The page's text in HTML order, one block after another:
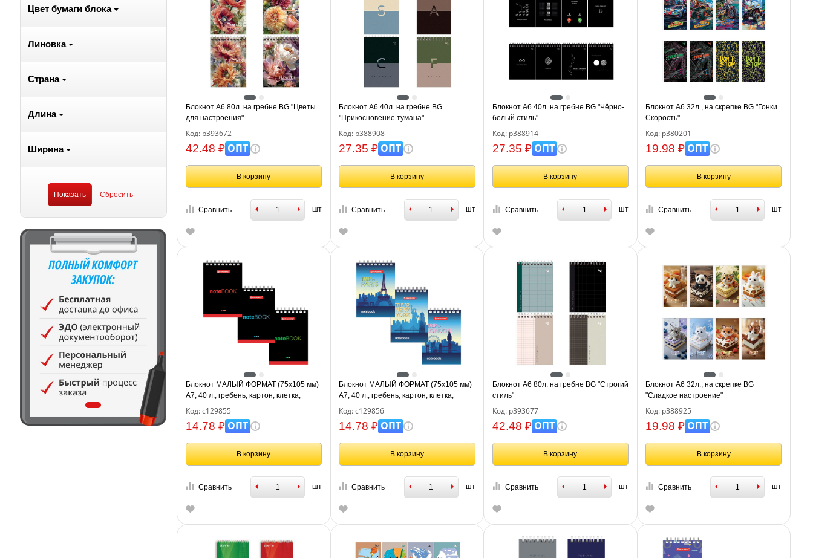
Цвет бумаги блока
Линовка
Страна
Длина
Ширина
Блокнот А6 80л. на гребне BG "Цветы
для настроения"
Код: р393672
42.48 ₽ОПТ
В корзину
Сравнить шт
Блокнот А6 40л. на гребне BG
"Прикосновение тумана"
Код: р388908
27.35 ₽ОПТ
В корзину
Сравнить шт
Блокнот А6 40л. на гребне BG "Чёрно-
белый стиль"
Код: р388914
27.35 ₽ОПТ
В корзину
Сравнить шт
Блокнот А6 32л., на скрепке BG "Гонки.
Скорость"
Код: р380201
19.98 ₽ОПТ
В корзину
Сравнить шт
Блокнот МАЛЫЙ ФОРМАТ (75х105 мм)
А7, 40 л., гребень, картон, клетка,
BRAUBERG, "Черный стиль", 129855
Код: с129855
14.78 ₽ОПТ
В корзину
Сравнить шт
Блокнот МАЛЫЙ ФОРМАТ (75х105 мм)
А7, 40 л., гребень, картон, клетка,
BRAUBERG, "Города", 129856
Код: с129856
14.78 ₽ОПТ
В корзину
Сравнить шт
Блокнот А6 80л. на гребне BG "Строгий
стиль"
Код: р393677
42.48 ₽ОПТ
В корзину
Сравнить шт
Блокнот А6 32л., на скрепке BG
"Сладкое настроение"
Код: р388925
19.98 ₽ОПТ
В корзину
Сравнить шт